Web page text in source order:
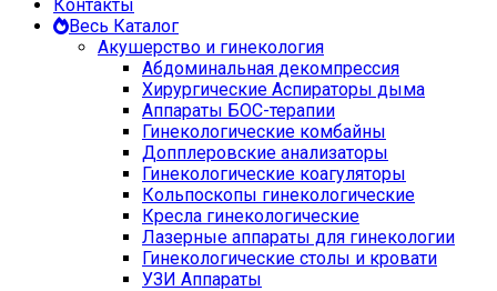
Контакты
Весь Каталог
Акушерство и гинекология
Абдоминальная декомпрессия
Хирургические Аспираторы дыма
Аппараты БОС-терапии
Гинекологические комбайны
Допплеровские анализаторы
Гинекологические коагуляторы
Кольпоскопы гинекологические
Кресла гинекологические
Лазерные аппараты для гинекологии
Гинекологические столы и кровати
УЗИ Аппараты